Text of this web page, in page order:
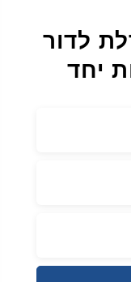
לדור
יחד